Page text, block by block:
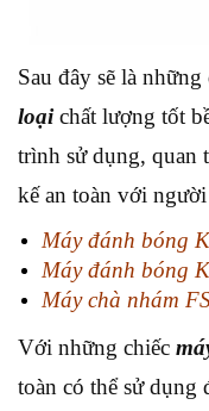
Sau đây sẽ là những
loạichất lượng tốt
trình sử dụng, quan
kế an toàn với
Máy đánh bóng
Máy đánh bóng
Máy chà nhám
Với những chiếc
toàn có thể sử dụng